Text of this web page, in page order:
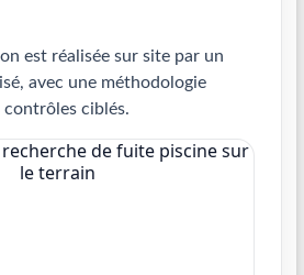
est réalisée sur site par un
avec une méthodologie
contrôles ciblés.